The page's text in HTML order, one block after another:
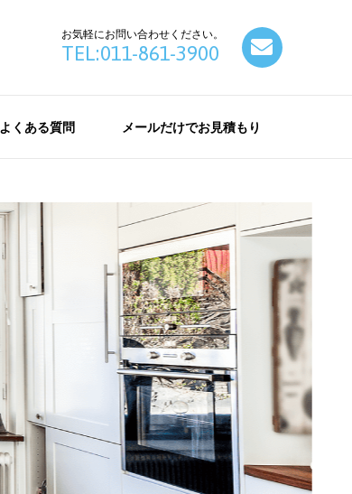
お気軽にお問い合わせください。
TEL:011-861-3900
よくある質問 メールだけでお見積もり